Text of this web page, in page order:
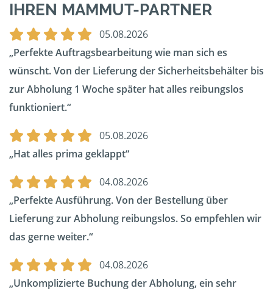
IHREN MAMMUT-PARTNER
05.08.2026
Perfekte Auftragsbearbeitung wie man sich es
wünscht. Von der Lieferung der Sicherheitsbehälter bis
zur Abholung 1 Woche später hat alles reibungslos
funktioniert.
05.08.2026
Hat alles prima geklappt
04.08.2026
Perfekte Ausführung. Von der Bestellung über
Lieferung zur Abholung reibungslos. So empfehlen wir
das gerne weiter.
04.08.2026
Unkomplizierte Buchung der Abholung, ein sehr